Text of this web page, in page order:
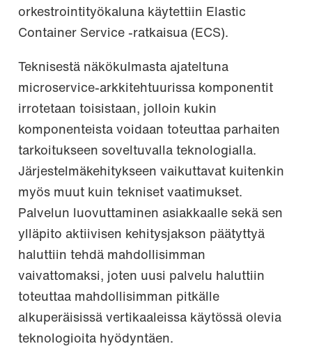
orkestrointityökaluna käytettiin Elastic
Container Service -ratkaisua (ECS).
Teknisestä näkökulmasta ajateltuna
microservice-arkkitehtuurissa komponentit
irrotetaan toisistaan, jolloin kukin
komponenteista voidaan toteuttaa parhaiten
tarkoitukseen soveltuvalla teknologialla.
Järjestelmäkehitykseen vaikuttavat kuitenkin
myös muut kuin tekniset vaatimukset.
Palvelun luovuttaminen asiakkaalle sekä sen
ylläpito aktiivisen kehitysjakson päätyttyä
haluttiin tehdä mahdollisimman
vaivattomaksi, joten uusi palvelu haluttiin
toteuttaa mahdollisimman pitkälle
alkuperäisissä vertikaaleissa käytössä olevia
teknologioita hyödyntäen.